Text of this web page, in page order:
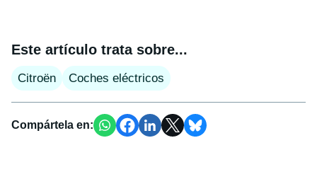
Este artículo trata sobre...
Citroën Coches eléctricos
Compártela en: